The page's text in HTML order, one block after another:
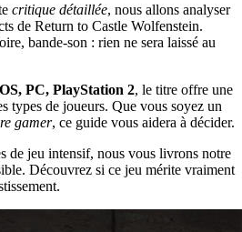
critique détaillée, nous allons analyser
de Return to Castle Wolfenstein.
bande-son : rien ne sera laissé au
PC, PlayStation 2, le titre offre une
types de joueurs. Que vous soyez un
gamer, ce guide vous aidera à décider.
de jeu intensif, nous vous livrons notre
Découvrez si ce jeu mérite vraiment